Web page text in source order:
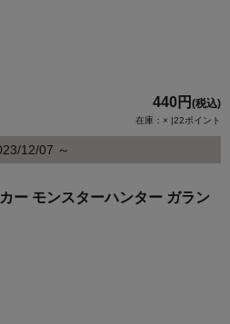
440円 (税込)
在庫：× |22ポイント
12/07 ～
ー モンスターハンター ガラン